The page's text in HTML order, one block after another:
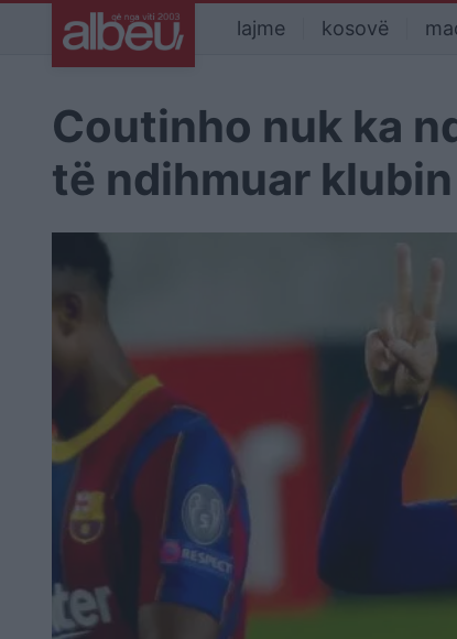
lajme kosovë
Coutinho nuk ka
të ndihmuar klubin